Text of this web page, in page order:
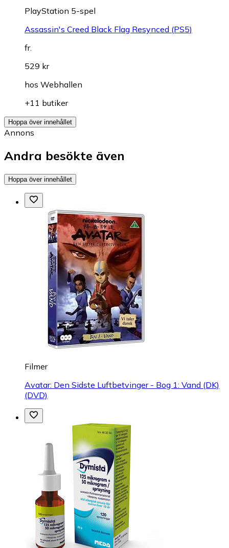
PlayStation 5-spel
Assassin's Creed Black Flag Resynced (PS5)
fr.
529 kr
hos Webhallen
+11 butiker
Hoppa över innehållet
Annons
Andra besökte även
Hoppa över innehållet
Filmer
Avatar: Den Sidste Luftbetvinger - Bog 1: Vand (DK)
(DVD)